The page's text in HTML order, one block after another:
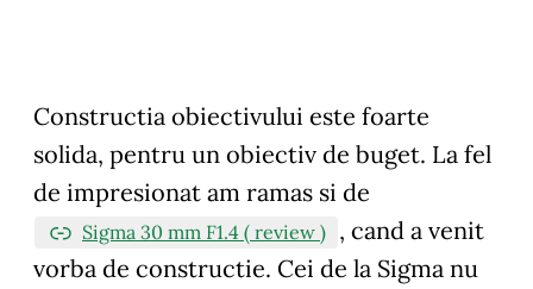
Constructia obiectivului este foarte
solida, pentru un obiectiv de buget. La fel
de impresionat am ramas si de
Sigma 30 mm F1.4 ( review ) , cand a venit
vorba de constructie. Cei de la Sigma nu